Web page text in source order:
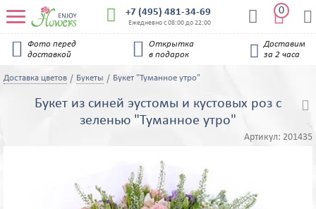
 +7 (495) 481-34-69
Ежедневно с 08:00 до 22:00  
0 

Фото перед
доставкой

Открытка
в подарок

Доставим
за 2 часа
Доставка цветов Букеты Букет "Туманное утро"
Букет из синей эустомы и кустовых роз с
зеленью "Туманное утро"
Артикул: 201435
